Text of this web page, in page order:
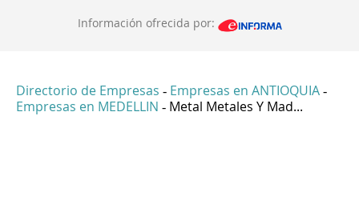
Información ofrecida por:
Directorio de Empresas - Empresas en ANTIOQUIA -
Empresas en MEDELLIN - Metal Metales Y Mad...